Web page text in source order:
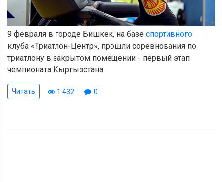
9 февраля в городе Бишкек, на базе спортивного
клуба «Триатлон-Центр», прошли соревнования по
триатлону в закрытом помещении - первый этап
чемпионата Кыргызстана.
Читать 1 432 0